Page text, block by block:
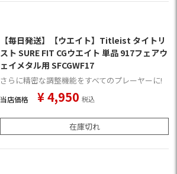
【毎日発送】【ウエイト】Titleist タイトリ
スト SURE FIT CGウエイト 単品 917フェアウ
ェイメタル用 SFCGWF17
さらに精密な調整機能をすべてのプレーヤーに!
当店価格 ¥4,950 税込
在庫切れ